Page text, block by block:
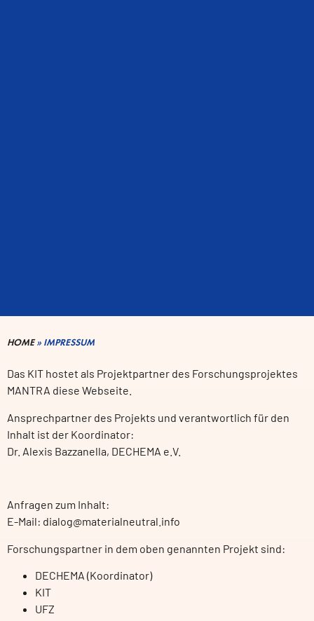
HOME» IMPRESSUM
Das KIT hostet als Projektpartner des Forschungsprojektes
MANTRA diese Webseite.
Ansprechpartner des Projekts und verantwortlich für den
Inhalt ist der Koordinator:
Dr. Alexis Bazzanella, DECHEMA e.V.
Anfragen zum Inhalt:
E-Mail: dialog@materialneutral.info
Forschungspartner in dem oben genannten Projekt sind:
DECHEMA (Koordinator)
KIT
UFZ